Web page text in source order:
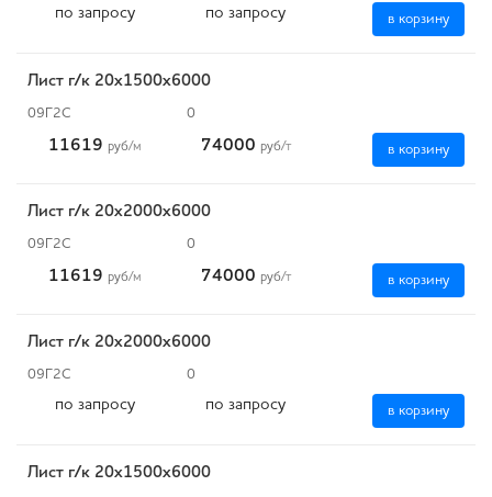
по запросу по запросу в корзину
Лист г/к 20х1500х6000
09Г2С 0
11619 руб/м 74000 руб/т в корзину
Лист г/к 20х2000х6000
09Г2С 0
11619 руб/м 74000 руб/т в корзину
Лист г/к 20х2000х6000
09Г2С 0
по запросу по запросу в корзину
Лист г/к 20х1500х6000